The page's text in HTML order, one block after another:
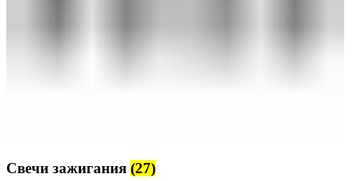
Свечи зажигания (27)